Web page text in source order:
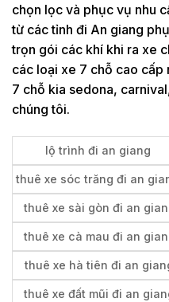
chọn lọc và phục vụ nhu
từ các tỉnh đi An giang
trọn gói các khí khi ra xe
các loại xe 7 chỗ cao cấp
7 chỗ kia sedona,
chúng tôi.
lộ trình đi an giang
thuê xe sóc trăng đi an
thuê xe sài gòn đi an
thuê xe cà mau đi an
thuê xe hà tiên đi an
thuê xe đất mũi đi an